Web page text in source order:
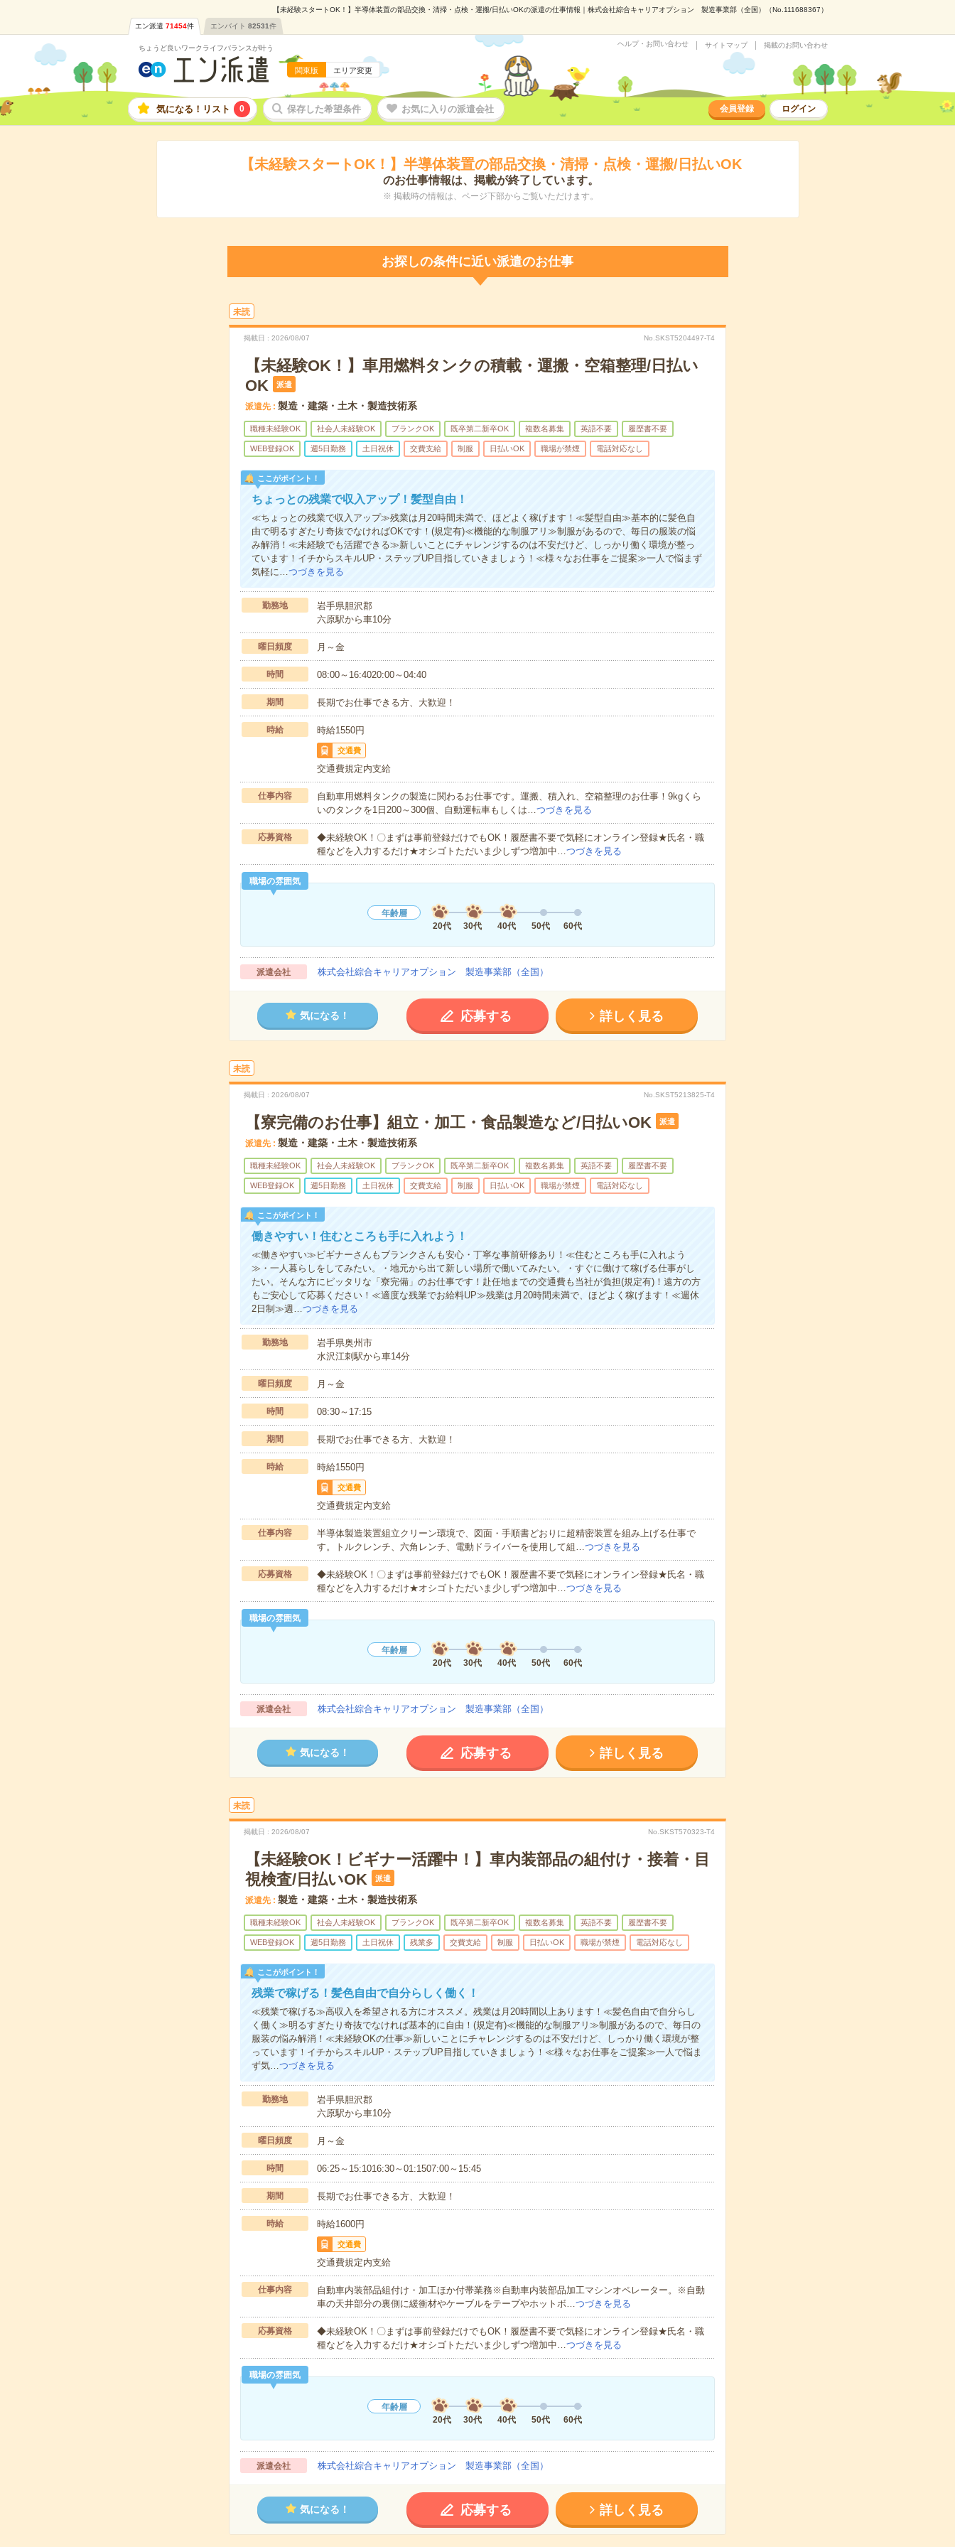
【未経験スタートOK！】半導体装置の部品交換・清掃・点検・運搬/日払いOKの派遣の仕事情報｜株式会社綜合キャリアオプション 製造事業部（全国）（No.111688367）
エン派遣 71454件 エンバイト 82531件
ちょうど良いワークライフバランスが叶う
関東版 エリア変更
ヘルプ・お問い合わせ サイトマップ 掲載のお問い合わせ
気になる！リスト 0 保存した希望条件 お気に入りの派遣会社 会員登録 ログイン
【未経験スタートOK！】半導体装置の部品交換・清掃・点検・運搬/日払いOK
のお仕事情報は、掲載が終了しています。
※ 掲載時の情報は、ページ下部からご覧いただけます。
お探しの条件に近い派遣のお仕事
未読
掲載日 2026/08/07 No.SKST5204497-T4
【未経験OK！】車用燃料タンクの積載・運搬・空箱整理/日払い
OK
派遣
派遣先 製造・建築・土木・製造技術系
職種未経験OK 社会人未経験OK ブランクOK 既卒第二新卒OK 複数名募集 英語不要 履歴書不要
WEB登録OK 週5日勤務 土日祝休 交費支給 制服 日払いOK 職場が禁煙 電話対応なし
ここがポイント！
ちょっとの残業で収入アップ！髪型自由！
≪ちょっとの残業で収入アップ≫残業は月20時間未満で、ほどよく稼げます！≪髪型自由≫基本的に髪色自
由で明るすぎたり奇抜でなければOKです！(規定有)≪機能的な制服アリ≫制服があるので、毎日の服装の悩
み解消！≪未経験でも活躍できる≫新しいことにチャレンジするのは不安だけど、しっかり働く環境が整っ
ています！イチからスキルUP・ステップUP目指していきましょう！≪様々なお仕事をご提案≫一人で悩まず
気軽に…つづきを見る
勤務地
岩手県胆沢郡
六原駅から車10分
曜日頻度 月～金
時間 08:00～16:4020:00～04:40
期間 長期でお仕事できる方、大歓迎！
時給 時給1550円
交通費
交通費規定内支給
仕事内容
自動車用燃料タンクの製造に関わるお仕事です。運搬、積入れ、空箱整理のお仕事！9kgくら
いのタンクを1日200～300個、自動運転車もしくは…つづきを見る
応募資格
◆未経験OK！〇まずは事前登録だけでもOK！履歴書不要で気軽にオンライン登録★氏名・職
種などを入力するだけ★オシゴトただいま少しずつ増加中…つづきを見る
職場の雰囲気
年齢層
20代
30代 40代 50代 60代
派遣会社 株式会社綜合キャリアオプション 製造事業部（全国）
気になる！ 応募する 詳しく見る
未読
掲載日 2026/08/07 No.SKST5213825-T4
【寮完備のお仕事】組立・加工・食品製造など/日払いOK 派遣
派遣先 製造・建築・土木・製造技術系
職種未経験OK 社会人未経験OK ブランクOK 既卒第二新卒OK 複数名募集 英語不要 履歴書不要
WEB登録OK 週5日勤務 土日祝休 交費支給 制服 日払いOK 職場が禁煙 電話対応なし
ここがポイント！
働きやすい！住むところも手に入れよう！
≪働きやすい≫ビギナーさんもブランクさんも安心・丁寧な事前研修あり！≪住むところも手に入れよう
≫・一人暮らしをしてみたい。・地元から出て新しい場所で働いてみたい。・すぐに働けて稼げる仕事がし
たい。そんな方にピッタリな「寮完備」のお仕事です！赴任地までの交通費も当社が負担(規定有)！遠方の方
もご安心して応募ください！≪適度な残業でお給料UP≫残業は月20時間未満で、ほどよく稼げます！≪週休
2日制≫週…つづきを見る
勤務地
岩手県奥州市
水沢江刺駅から車14分
曜日頻度 月～金
時間 08:30～17:15
期間 長期でお仕事できる方、大歓迎！
時給 時給1550円
交通費
交通費規定内支給
仕事内容
半導体製造装置組立クリーン環境で、図面・手順書どおりに超精密装置を組み上げる仕事で
す。トルクレンチ、六角レンチ、電動ドライバーを使用して組…つづきを見る
応募資格
◆未経験OK！〇まずは事前登録だけでもOK！履歴書不要で気軽にオンライン登録★氏名・職
種などを入力するだけ★オシゴトただいま少しずつ増加中…つづきを見る
職場の雰囲気
年齢層
20代
30代 40代 50代 60代
派遣会社 株式会社綜合キャリアオプション 製造事業部（全国）
気になる！ 応募する 詳しく見る
未読
掲載日 2026/08/07 No.SKST570323-T4
【未経験OK！ビギナー活躍中！】車内装部品の組付け・接着・目
視検査/日払いOK
派遣
派遣先 製造・建築・土木・製造技術系
職種未経験OK 社会人未経験OK ブランクOK 既卒第二新卒OK 複数名募集 英語不要 履歴書不要
WEB登録OK 週5日勤務 土日祝休 残業多 交費支給 制服 日払いOK 職場が禁煙 電話対応なし
ここがポイント！
残業で稼げる！髪色自由で自分らしく働く！
≪残業で稼げる≫高収入を希望される方にオススメ。残業は月20時間以上あります！≪髪色自由で自分らし
く働く≫明るすぎたり奇抜でなければ基本的に自由！(規定有)≪機能的な制服アリ≫制服があるので、毎日の
服装の悩み解消！≪未経験OKの仕事≫新しいことにチャレンジするのは不安だけど、しっかり働く環境が整
っています！イチからスキルUP・ステップUP目指していきましょう！≪様々なお仕事をご提案≫一人で悩ま
ず気…つづきを見る
勤務地
岩手県胆沢郡
六原駅から車10分
曜日頻度 月～金
時間 06:25～15:1016:30～01:1507:00～15:45
期間 長期でお仕事できる方、大歓迎！
時給 時給1600円
交通費
交通費規定内支給
仕事内容
自動車内装部品組付け・加工ほか付帯業務※自動車内装部品加工マシンオペレーター。※自動
車の天井部分の裏側に緩衝材やケーブルをテープやホットボ…つづきを見る
応募資格
◆未経験OK！〇まずは事前登録だけでもOK！履歴書不要で気軽にオンライン登録★氏名・職
種などを入力するだけ★オシゴトただいま少しずつ増加中…つづきを見る
職場の雰囲気
年齢層
20代
30代 40代 50代 60代
派遣会社 株式会社綜合キャリアオプション 製造事業部（全国）
気になる！ 応募する 詳しく見る